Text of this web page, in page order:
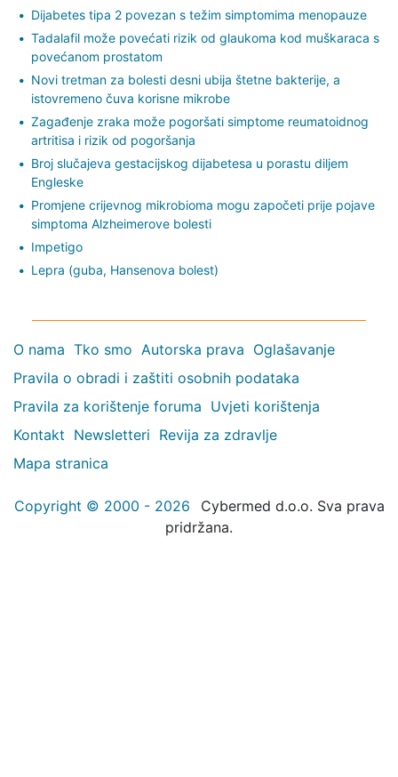
Dijabetes tipa 2 povezan s težim simptomima menopauze
Tadalafil može povećati rizik od glaukoma kod muškaraca s
povećanom prostatom
Novi tretman za bolesti desni ubija štetne bakterije, a
istovremeno čuva korisne mikrobe
Zagađenje zraka može pogoršati simptome reumatoidnog
artritisa i rizik od pogoršanja
Broj slučajeva gestacijskog dijabetesa u porastu diljem
Engleske
Promjene crijevnog mikrobioma mogu započeti prije pojave
simptoma Alzheimerove bolesti
Impetigo
Lepra (guba, Hansenova bolest)
O nama Tko smo Autorska prava Oglašavanje
Pravila o obradi i zaštiti osobnih podataka
Pravila za korištenje foruma Uvjeti korištenja
Kontakt Newsletteri Revija za zdravlje
Mapa stranica
Copyright © 2000 - 2026
Cybermed d.o.o. Sva prava
pridržana.